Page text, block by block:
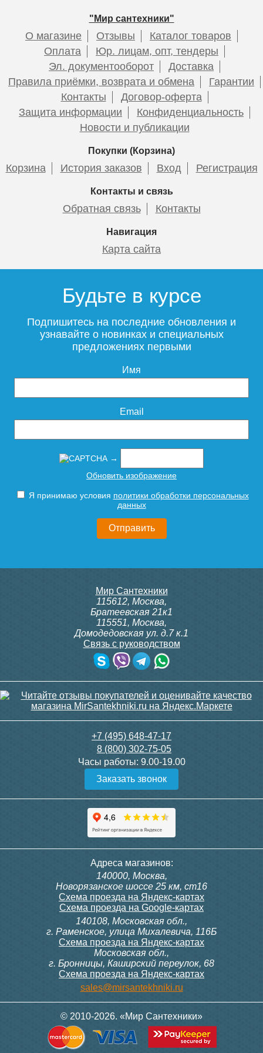
Полотенцесушитель
электрический Point
Деметра PN12812GB П3
80x1200 диммер справа,
графит блеск
13 358
Подробнее
Полотенцесушитель
электрический Point
Деметра PN12822GB П3
120x1200 диммер справа,
графит блеск
Подробнее
PN13822GB П3 120x1200
диммер справа, графит
16 698
PN13812GB П3 80x1200
диммер справа, графит
электрический Point Фрея
PN20712GB П2 100x1200
диммер слева, графит
18 368
Полотенцесушитель
электрический Point Фрея
диммер слева, графит
блеск
PN20732GB П2 180x1200
диммер слева, графит
блеск
23 851
Подробнее
Полотенцесушитель
электрический Point Фрея
PN20712W П2 100x1200
диммер слева, белый
Подробнее
электрический Point Фрея
PN20712B П2 100x1200
диммер слева, черный
15 307
электрический Point Фрея
PN20722B П2 140x1200
диммер слева, черный
17 435
Подробнее Подробнее
"Мир сантехники"
О магазине Отзывы
Каталог товаров
Оплата
Юр. лицам, опт, тендеры
Эл. документооборот
Доставка
Правила приёмки, возврата и обмена
Гарантии
Контакты
Договор-оферта
Защита информации
Конфиденциальность
Новости и публикации
Покупки (Корзина)
Корзина История заказов Вход Регистрация
Контакты и связь
Обратная связь Контакты
Навигация
Карта сайта
Будьте в курсе
Подпишитесь на последние обновления и
узнавайте о новинках и специальных
предложениях первыми
Имя
Email
→
Обновить изображение
Я принимаю условия политики обработки персональных
данных
Мир Сантехники
115612, Москва,
Братеевская 21к1
115551, Москва,
Домодедовская ул. д.7 к.1
Связь с руководством
+7 (495) 648-47-17
8 (800) 302-75-05
Часы работы: 9.00-19.00
Заказать звонок
Адреса магазинов:
140000, Москва,
Новорязанское шоссе 25 км, ст16
Схема проезда на Яндекс-картах
Схема проезда на Google-картах
140108, Московская обл.,
г. Раменское, улица Михалевича, 116Б
Схема проезда на Яндекс-картах
Московская обл.,
г. Бронницы, Каширский переулок, 68
Схема проезда на Яндекс-картах
sales@mirsantekhniki.ru
© 2010-2026. «Мир Сантехники»